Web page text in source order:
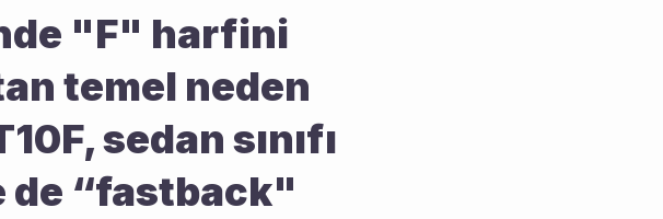
"F" harfini
temel neden
sedan sınıfı
de “fastback"